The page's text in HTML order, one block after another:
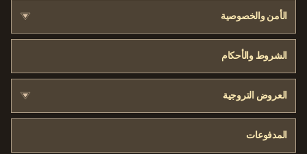
الأمن والخصوصية
الشروط والأحكام
العروض التروجية
المدفوعات